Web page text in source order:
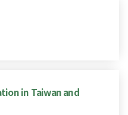
in Taiwan and